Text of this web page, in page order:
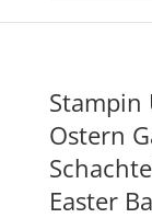
Stampin
Ostern
Easter